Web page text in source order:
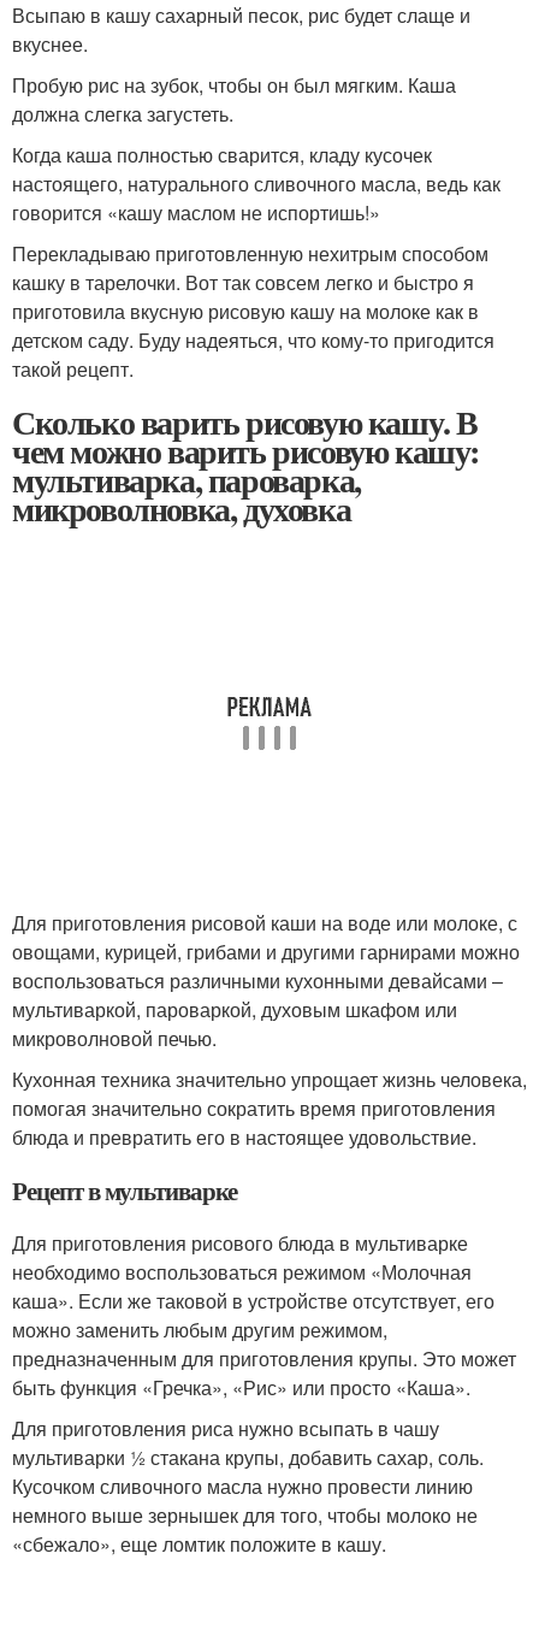
Всыпаю в кашу сахарный песок, рис будет слаще и
вкуснее.
Пробую рис на зубок, чтобы он был мягким. Каша
должна слегка загустеть.
Когда каша полностью сварится, кладу кусочек
настоящего, натурального сливочного масла, ведь как
говорится «кашу маслом не испортишь!»
Перекладываю приготовленную нехитрым способом
кашку в тарелочки. Вот так совсем легко и быстро я
приготовила вкусную рисовую кашу на молоке как в
детском саду. Буду надеяться, что кому-то пригодится
такой рецепт.
Сколько варить рисовую кашу. В
чем можно варить рисовую кашу:
мультиварка, пароварка,
микроволновка, духовка
Для приготовления рисовой каши на воде или молоке, с
овощами, курицей, грибами и другими гарнирами можно
воспользоваться различными кухонными девайсами –
мультиваркой, пароваркой, духовым шкафом или
микроволновой печью.
Кухонная техника значительно упрощает жизнь человека,
помогая значительно сократить время приготовления
блюда и превратить его в настоящее удовольствие.
Рецепт в мультиварке
Для приготовления рисового блюда в мультиварке
необходимо воспользоваться режимом «Молочная
каша». Если же таковой в устройстве отсутствует, его
можно заменить любым другим режимом,
предназначенным для приготовления крупы. Это может
быть функция «Гречка», «Рис» или просто «Каша».
Для приготовления риса нужно всыпать в чашу
мультиварки ½ стакана крупы, добавить сахар, соль.
Кусочком сливочного масла нужно провести линию
немного выше зернышек для того, чтобы молоко не
«сбежало», еще ломтик положите в кашу.